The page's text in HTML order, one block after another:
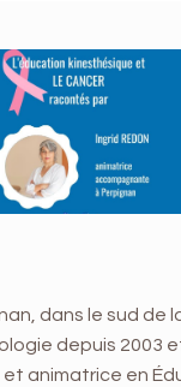
dans le sud de
depuis 2003
animatrice en